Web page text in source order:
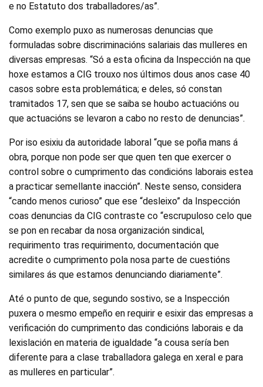
e no Estatuto dos traballadores/as”.
Como exemplo puxo as numerosas denuncias que
formuladas sobre discriminacións salariais das mulleres en
diversas empresas. “Só a esta oficina da Inspección na que
hoxe estamos a CIG trouxo nos últimos dous anos case 40
casos sobre esta problemática; e deles, só constan
tramitados 17, sen que se saiba se houbo actuacións ou
que actuacións se levaron a cabo no resto de denuncias”.
Por iso esixiu da autoridade laboral “que se poña mans á
obra, porque non pode ser que quen ten que exercer o
control sobre o cumprimento das condicións laborais estea
a practicar semellante inacción”. Neste senso, considera
“cando menos curioso” que ese “desleixo” da Inspección
coas denuncias da CIG contraste co “escrupuloso celo que
se pon en recabar da nosa organización sindical,
requirimento tras requirimento, documentación que
acredite o cumprimento pola nosa parte de cuestións
similares ás que estamos denunciando diariamente”.
Até o punto de que, segundo sostivo, se a Inspección
puxera o mesmo empeño en requirir e esixir das empresas a
verificación do cumprimento das condicións laborais e da
lexislación en materia de igualdade “a cousa sería ben
diferente para a clase traballadora galega en xeral e para
as mulleres en particular”.